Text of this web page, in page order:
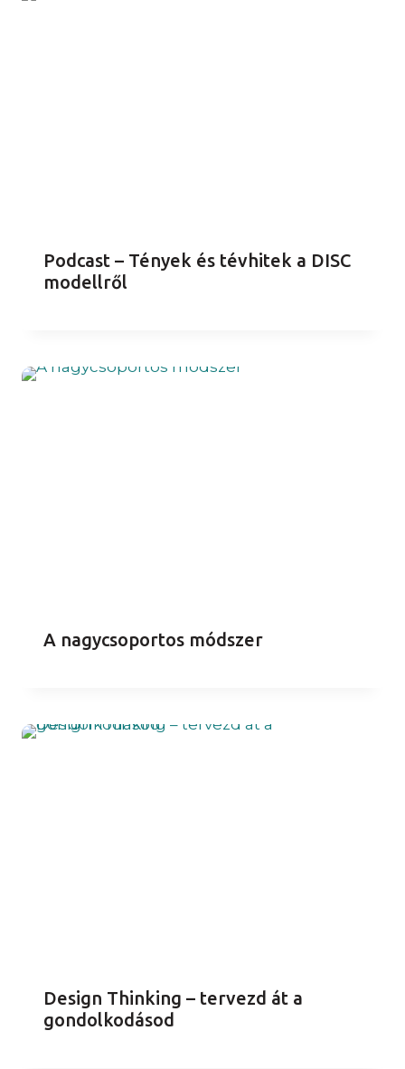
Podcast – Tények és tévhitek a DISC
modellről
A nagycsoportos módszer
Design Thinking – tervezd át a
gondolkodásod